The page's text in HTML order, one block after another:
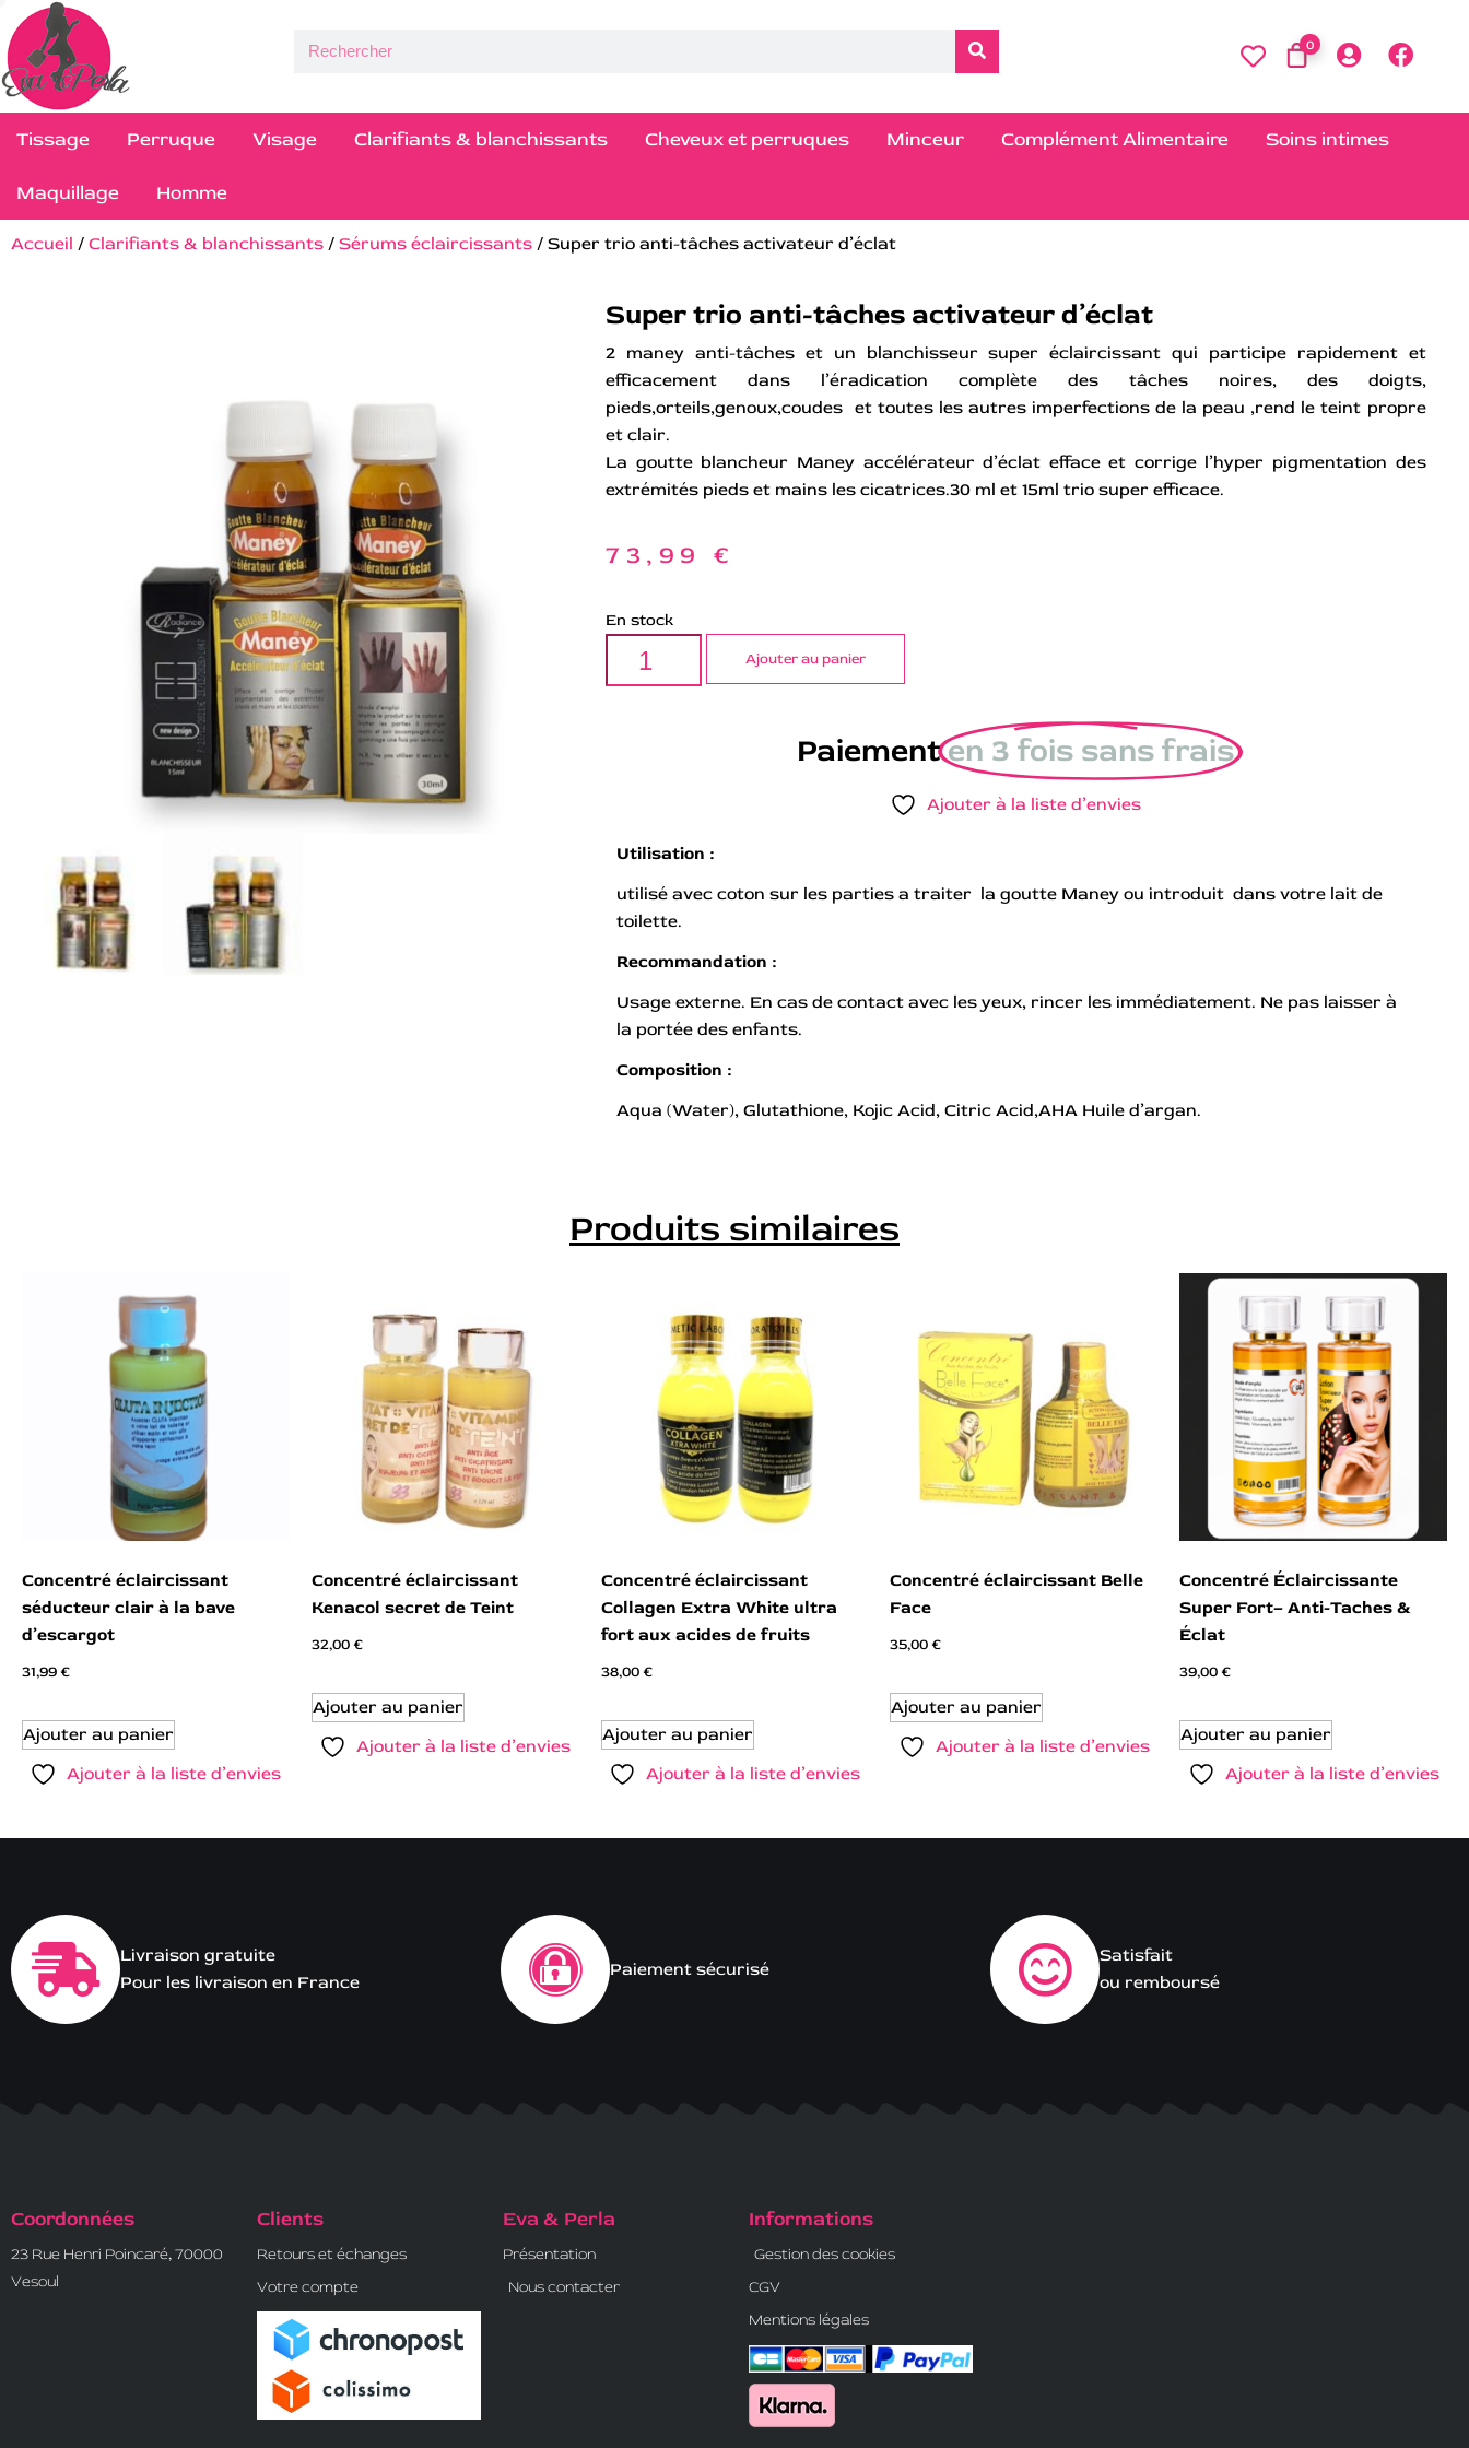
0
Tissage Perruque Visage Clarifiants & blanchissants Cheveux et perruques Minceur Complément Alimentaire Soins intimes
Maquillage Homme
Accueil / Clarifiants & blanchissants / Sérums éclaircissants / Super trio anti-tâches activateur d’éclat
Super trio anti-tâches activateur d’éclat
2 maney anti-tâches et un blanchisseur super éclaircissant qui participe rapidement et
efficacement dans l’éradication complète des tâches noires, des doigts,
pieds,orteils,genoux,coudes et toutes les autres imperfections de la peau ,rend le teint propre
et clair.
La goutte blancheur Maney accélérateur d’éclat efface et corrige l’hyper pigmentation des
extrémités pieds et mains les cicatrices.30 ml et 15ml trio super efficace.
73,99 €
En stock
Ajouter au panier
Paiementen 3 fois sans frais
Ajouter à la liste d’envies
Utilisation :
utilisé avec coton sur les parties a traiter la goutte Maney ou introduit dans votre lait de
toilette.
Recommandation :
Usage externe. En cas de contact avec les yeux, rincer les immédiatement. Ne pas laisser à
la portée des enfants.
Composition :
Aqua (Water), Glutathione, Kojic Acid, Citric Acid,AHA Huile d’argan.
Produits similaires
Concentré éclaircissant
séducteur clair à la bave
d’escargot
31,99€
Ajouter au panier
Ajouter à la liste d’envies
Concentré éclaircissant
Kenacol secret de Teint
32,00€
Ajouter au panier
Ajouter à la liste d’envies
Concentré éclaircissant
Collagen Extra White ultra
fort aux acides de fruits
38,00€
Ajouter au panier
Ajouter à la liste d’envies
Concentré éclaircissant Belle
Face
35,00€
Ajouter au panier
Ajouter à la liste d’envies
Concentré Éclaircissante
Super Fort– Anti-Taches &
Éclat
39,00€
Ajouter au panier
Ajouter à la liste d’envies
Livraison gratuite
Pour les livraison en France
Paiement sécurisé
Satisfait
ou remboursé
Coordonnées
23 Rue Henri Poincaré, 70000
Vesoul
Clients
Retours et échanges
Votre compte
Eva & Perla
Présentation
Nous contacter
Informations
Gestion des cookies
CGV
Mentions légales